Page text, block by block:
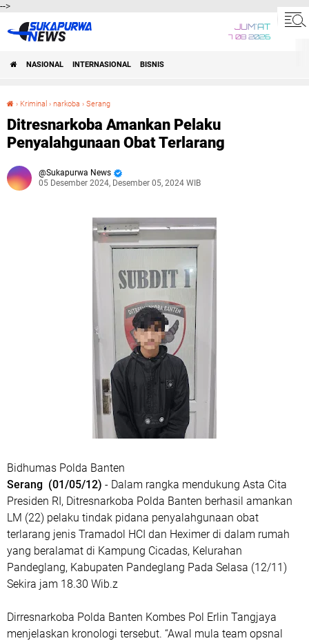
-->
JUM'AT
7 08 2026
NASIONAL INTERNASIONAL BISNIS
› Kriminal › narkoba › Serang
Ditresnarkoba Amankan Pelaku
Penyalahgunaan Obat Terlarang
Sukapurwa News
05 Desember 2024, Desember 05, 2024 WIB
Bidhumas Polda Banten
Serang (01/05/12) - Dalam rangka mendukung Asta Cita
Presiden RI, Ditresnarkoba Polda Banten berhasil amankan
LM (22) pelaku tindak pidana penyalahgunaan obat
terlarang jenis Tramadol HCI dan Heximer di dalam rumah
yang beralamat di Kampung Cicadas, Kelurahan
Pandeglang, Kabupaten Pandeglang Pada Selasa (12/11)
Sekira jam 18.30 Wib.z
Dirresnarkoba Polda Banten Kombes Pol Erlin Tangjaya
menjelaskan kronologi tersebut. “Awal mula team opsnal